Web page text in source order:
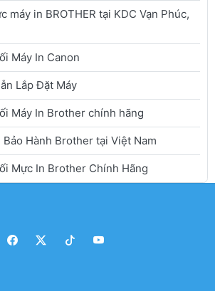
máy in BROTHER tại KDC Vạn Phúc,
Máy In Canon
Lắp Đặt Máy
Máy In Brother chính hãng
Hành Brother tại Việt Nam
Mực In Brother Chính Hãng